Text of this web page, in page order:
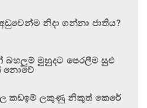
නිදා ගන්නා ජාතිය?
බහලුම් මුහුදට පෙරලීම සුළු
නොවේ
කඩඉම් ලකුණු නිකුත් කෙරේ